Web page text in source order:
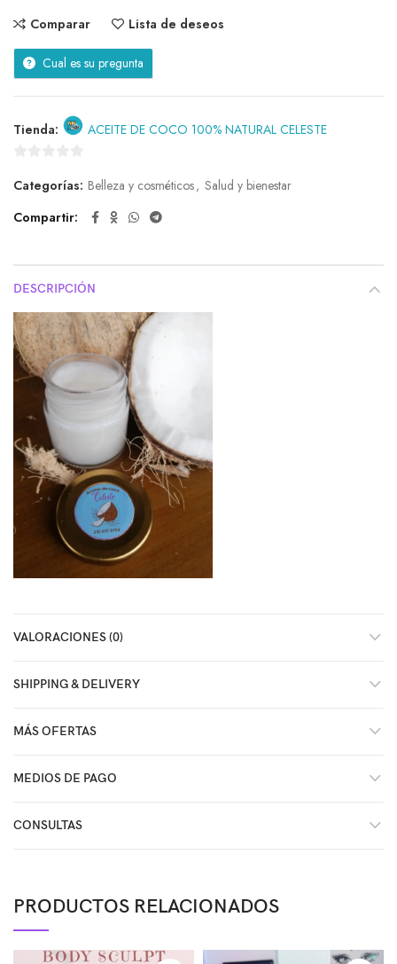
Comparar Lista de deseos
Cual es su pregunta
Tienda: ACEITE DE COCO 100% NATURAL CELESTE
de
Categorías: Belleza y cosméticos, Salud y bienestar
Compartir
DESCRIPCIÓN
VALORACIONES (0)
SHIPPING & DELIVERY
MÁS OFERTAS
MEDIOS DE PAGO
CONSULTAS
PRODUCTOS RELACIONADOS